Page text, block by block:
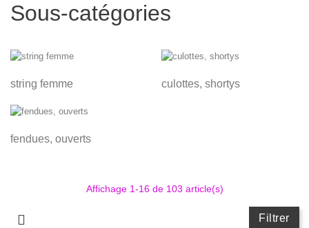
Sous-catégories
string femme culottes, shortys
fendues, ouverts
Filtrer
Affichage 1-16 de 103 article(s)